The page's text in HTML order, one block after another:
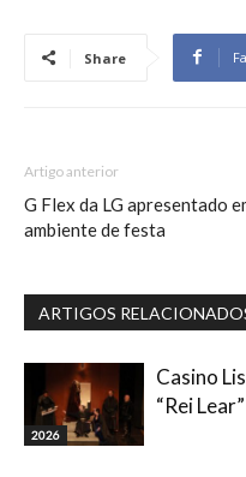
Share
Artigo anterior
G Flex da LG apresentado
ambiente de festa
ARTIGOS
2026
Casino
“Rei